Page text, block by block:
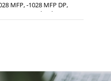
MFP, -1028 MFP DP,
-1300 Arztdrucker,
-1300DTN, -1300N,